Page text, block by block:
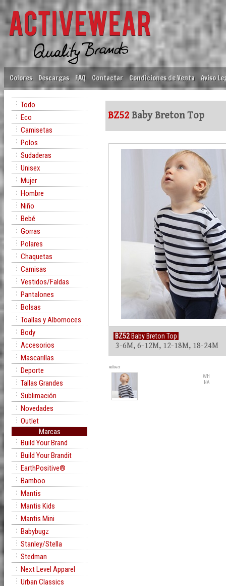
Colores Descargas FAQ Contactar Condiciones de Venta Aviso
Todo
Eco
Camisetas
Polos
Sudaderas
Unisex
Mujer
Hombre
Niño
Bebé
Gorras
Polares
Chaquetas
Camisas
Vestidos/Faldas
Pantalones
Bolsas
Toallas y Albornoces
Body
Accesorios
Mascarillas
Deporte
Tallas Grandes
Sublimación
Novedades
Outlet
Marcas
Build Your Brand
Build Your Brandit
EarthPositive®
Bamboo
Mantis
Mantis Kids
Mantis Mini
Babybugz
Stanley/Stella
Stedman
Next Level Apparel
Urban Classics
BZ52 Baby Breton Top
BZ52Baby Breton Top
3-6M, 6-12M, 12-18M, 18-24M
Rollover
WH
NA